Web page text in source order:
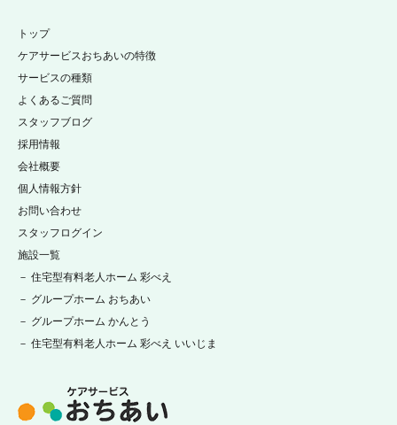
トップ
ケアサービスおちあいの特徴
サービスの種類
よくあるご質問
スタッフブログ
採用情報
施設一覧
－ 住宅型有料老人ホーム 彩べえ
－ グループホーム おちあい
－ グループホーム かんとう
－ 住宅型有料老人ホーム 彩べえ いいじま
会社概要
個人情報方針
お問い合わせ
スタッフログイン